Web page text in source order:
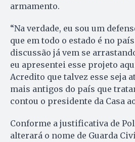
armamento.
“Na verdade, eu sou um
que em todo o estado é no
discussão já vem se
eu apresentei esse projeto
Acredito que talvez esse seja
mais antigos do país que
contou o presidente da Casa
Conforme a justificativa de
alterará o nome de Guarda